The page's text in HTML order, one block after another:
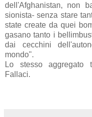
dell'Afghanistan, non
sionista- senza stare
state create da quei
gasano tanto i
dai cecchini
mondo".
Lo stesso aggregato
Fallaci.